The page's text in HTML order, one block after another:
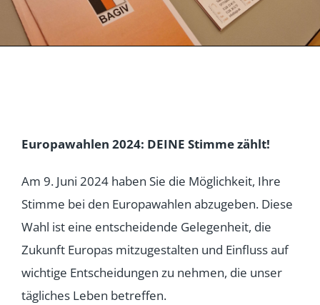
Europawahlen 2024: DEINE Stimme zählt!
Am 9. Juni 2024 haben Sie die Möglichkeit, Ihre
Stimme bei den Europawahlen abzugeben. Diese
Wahl ist eine entscheidende Gelegenheit, die
Zukunft Europas mitzugestalten und Einfluss auf
wichtige Entscheidungen zu nehmen, die unser
tägliches Leben betreffen.